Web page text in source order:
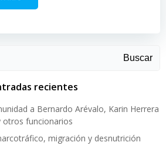
Buscar
recientes
a Bernardo Arévalo, Karin Herrera
otros funcionarios
migración y desnutrición